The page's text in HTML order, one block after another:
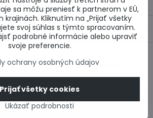
Nasledujúci produkt
sa môžu preniesť k partnerom v EÚ,
krajinách. Kliknutím na „Prijať všetky
svoj súhlas s týmto spracovaním.
podrobné informácie alebo upraviť
svoje preferencie.
ochrany osobných údajov
Ukázať podrobnosti
Prijať všetky cookies